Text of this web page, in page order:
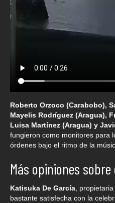
Roberto Orzoco (Carabobo),
Mayelis Rodríguez (Aragua),
Luisa Martínez (Aragua) y
fungieron como monitores para
órdenes bajo el ritmo de la
Más opiniones
Katisuka De García ,
bastante satisfecha con la